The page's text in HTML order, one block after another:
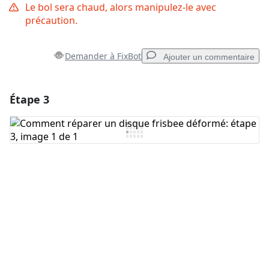
Le bol sera chaud, alors manipulez-le avec
précaution.
Demander à FixBot Ajouter un commentaire
Ajouter un commentaire
Étape 3